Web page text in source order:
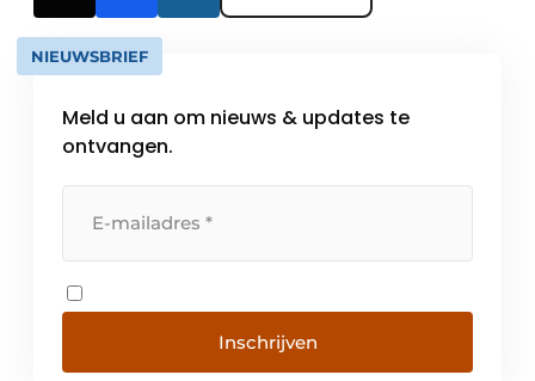
NIEUWSBRIEF
Meld u aan om nieuws & updates te
ontvangen.
Inschrijven